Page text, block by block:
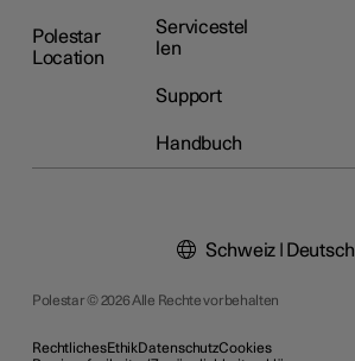
Polestar
Location
Servicestel
len
Support
Handbuch
Polestar © 2026 Alle Rechte vorbehalten
RechtlichesEthikDatenschutzCookies
Schweiz | Deutsch